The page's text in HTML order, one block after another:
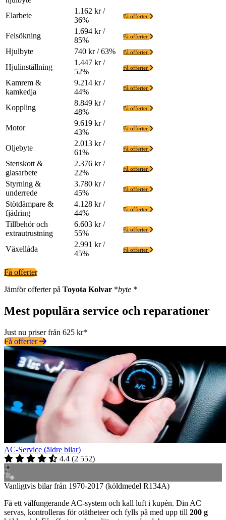
Elarbete
1.162 kr /
36%
Få offerter
Felsökning
1.694 kr /
85%
Få offerter
Hjulbyte 740 kr / 63% Få offerter
Hjulinställning
1.447 kr /
52%
Få offerter
Kamrem &
kamkedja
9.214 kr /
44%
Få offerter
Koppling
8.849 kr /
48%
Få offerter
Motor
9.619 kr /
43%
Få offerter
Oljebyte
2.013 kr /
61%
Få offerter
Stenskott &
glasarbete
2.376 kr /
22%
Få offerter
Styrning &
underrede
3.780 kr /
45%
Få offerter
Stötdämpare &
fjädring
4.128 kr /
44%
Få offerter
Tillbehör och
extrautrustning
6.603 kr /
55%
Få offerter
Växellåda
2.991 kr /
45%
Få offerter
Få offerter
Jämför offerter på Toyota Kolvar *byte *
Mest populära service och reparationer
Just nu priser från 625 kr*
Få offerter
AC-Service (äldre bilar)
4.4 (2 552)
Vanligtvis bilar från 1970-2017 (köldmedel R134A)
Få ett välfungerande AC-system och kall luft i kupén. Din AC
servas, kontrolleras för otätheteer och fylls på med upp till 200 g